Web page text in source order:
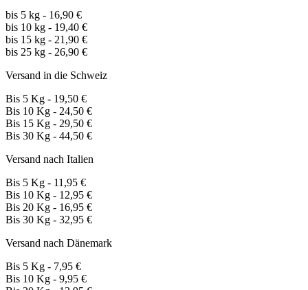
bis 5 kg - 16,90 €
bis 10 kg - 19,40 €
bis 15 kg - 21,90 €
bis 25 kg - 26,90 €
Versand in die Schweiz
Bis 5 Kg - 19,50 €
Bis 10 Kg - 24,50 €
Bis 15 Kg - 29,50 €
Bis 30 Kg - 44,50 €
Versand nach Italien
Bis 5 Kg - 11,95 €
Bis 10 Kg - 12,95 €
Bis 20 Kg - 16,95 €
Bis 30 Kg - 32,95 €
Versand nach Dänemark
Bis 5 Kg - 7,95 €
Bis 10 Kg - 9,95 €